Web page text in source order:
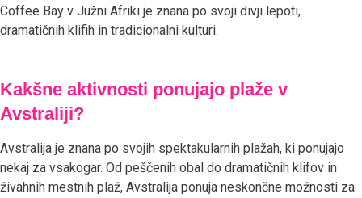
Coffee Bay v Južni Afriki je znana po svoji divji lepoti,
dramatičnih klifih in tradicionalni kulturi.
Kakšne aktivnosti ponujajo plaže v
Avstraliji?
Avstralija je znana po svojih spektakularnih plažah, ki ponujajo
nekaj za vsakogar. Od peščenih obal do dramatičnih klifov in
živahnih mestnih plaž, Avstralija ponuja neskončne možnosti za